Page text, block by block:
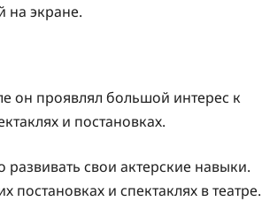
на экране.
он проявлял большой интерес к
и постановках.
свои актерские навыки.
и спектаклях в театре.